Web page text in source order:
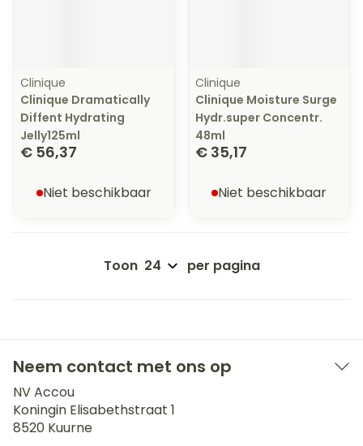
Clinique
Clinique Dramatically
Diffent Hydrating
Jelly125ml
€ 56,37
Niet beschikbaar
Clinique
Clinique Moisture Surge
Hydr.super Concentr.
48ml
€ 35,17
Niet beschikbaar
Toon per pagina
Neem contact met ons op
NV Accou
Koningin Elisabethstraat 1
8520 Kuurne